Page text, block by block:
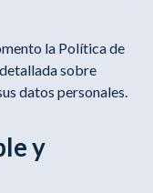
la Política de
sobre
datos personales.
y